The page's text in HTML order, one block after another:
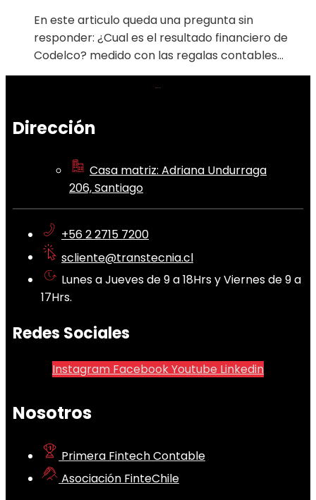
En este articulo queda una pregunta sin
responder: ¿Cual es el resultado financiero de
Codelco? medido con las regalas contables…
Dirección
Casa matriz: Adriana Undurraga
206, Santiago
+56 2 2715 7200
scliente@transtecnia.cl
Lunes a Jueves de 9 a 18Hrs y Viernes de 9 a
17Hrs.
Redes Sociales
Instagram FacebookYoutube Linkedin
Nosotros
Primera Fintech Contable
Asociación FinteChile